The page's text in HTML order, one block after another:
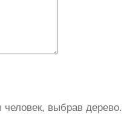
человек, выбрав дерево.